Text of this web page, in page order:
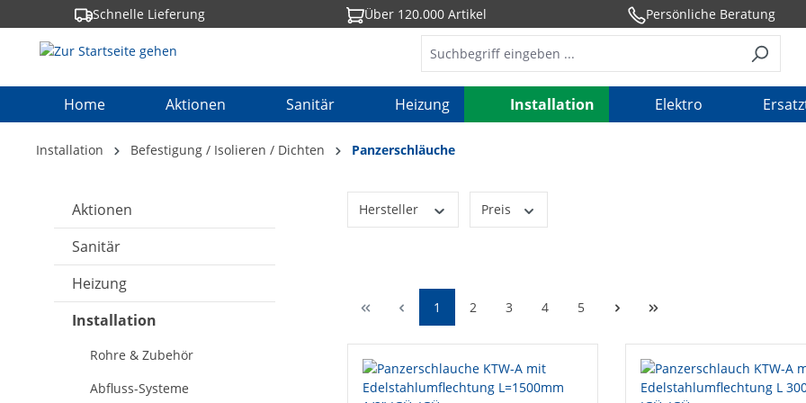
Zur Hauptnavigation springen
Schnelle Lieferung Über 120.000 Artikel Persönliche Beratung
Home Aktionen Sanitär Heizung Installation Elektro
Installation Befestigung / Isolieren / Dichten Panzerschläuche
Aktionen
Sanitär
Heizung
Installation
Rohre & Zubehör
Abfluss-Systeme
Hersteller Preis
1 2 3 4 5